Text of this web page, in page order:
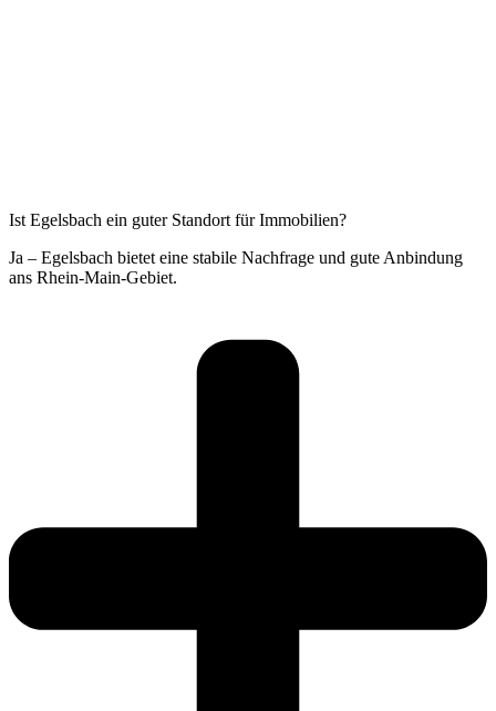
Ist Egelsbach ein guter Standort für Immobilien?
Ja – Egelsbach bietet eine stabile Nachfrage und gute Anbindung
ans Rhein-Main-Gebiet.